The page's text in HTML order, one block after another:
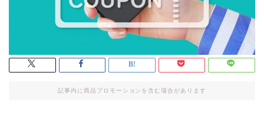
記事内に商品プロモーションを含む場合があります